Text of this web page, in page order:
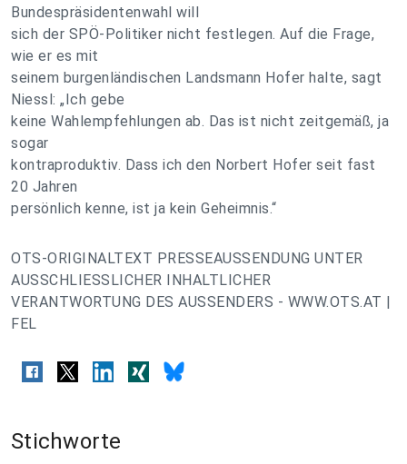
Bundespräsidentenwahl will
sich der SPÖ-Politiker nicht festlegen. Auf die Frage,
wie er es mit
seinem burgenländischen Landsmann Hofer halte, sagt
Niessl: „Ich gebe
keine Wahlempfehlungen ab. Das ist nicht zeitgemäß, ja
sogar
kontraproduktiv. Dass ich den Norbert Hofer seit fast
20 Jahren
persönlich kenne, ist ja kein Geheimnis.“
OTS-ORIGINALTEXT PRESSEAUSSENDUNG UNTER
AUSSCHLIESSLICHER INHALTLICHER
VERANTWORTUNG DES AUSSENDERS - WWW.OTS.AT |
FEL
Stichworte